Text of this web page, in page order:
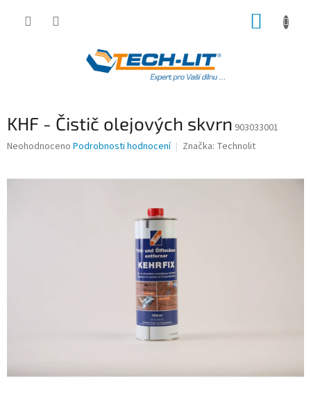
KHF - Čistič olejových skvrn 903033001
Průměrné
Neohodnoceno Podrobnosti hodnocení Značka: Technolit